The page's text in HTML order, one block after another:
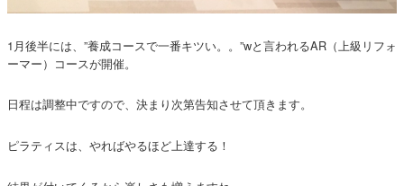
1月後半には、”養成コースで一番キツい。。”wと言われるAR（上級リフォ
ーマー）コースが開催。
日程は調整中ですので、決まり次第告知させて頂きます。
ピラティスは、やればやるほど上達する！